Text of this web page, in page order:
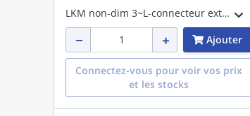
LKM non-dim 3~L-connecteur extérieur en saillienoir LxlxH : 80x80x33mm
Ajouter
Connectez-vous pour voir vos prix
et les stocks